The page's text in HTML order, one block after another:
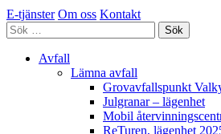
E-tjänster Om oss Kontakt
Sök
efter:
Avfall
Lämna avfall
Grovavfallspunkt
Julgranar – lägenhet
Mobil
ReTuren, lägenhet